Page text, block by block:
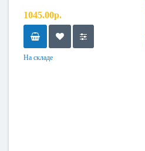
1045.00р.
На складе